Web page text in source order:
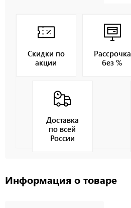
Скидки по
акции
Рассрочка
без %
Доставка
по всей
России
Информация о товаре